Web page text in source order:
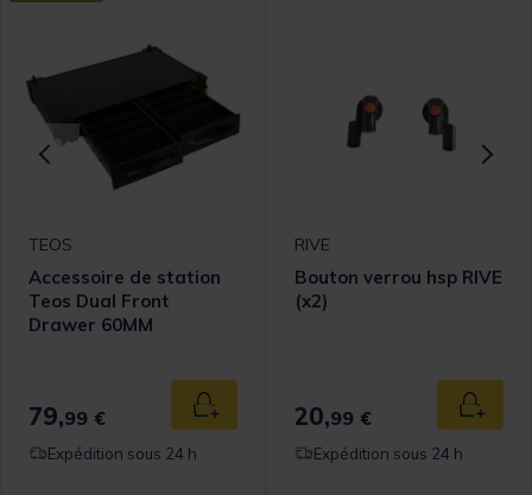
panier
TEOS
Accessoire de station
Teos Dual Front
Drawer 60MM
79,99 € Ajouter au panier
Expédition sous 24 h
RIVE
Bouton verrou hsp RIVE
(x2)
20,99 €
Expédition sous 24 h